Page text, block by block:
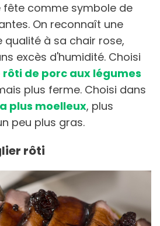
fête comme symbole de
On reconnaît une
à sa chair rose,
excès d'humidité. Choisi
rôti de porc aux légumes
plus ferme. Choisi dans
plus moelleux, plus
peu plus gras.
rôti